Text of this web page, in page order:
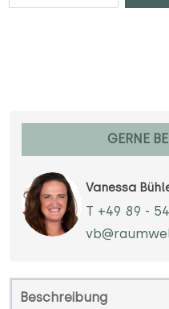
GERNE
Vanessa
T +49 89 -
Beschreibung